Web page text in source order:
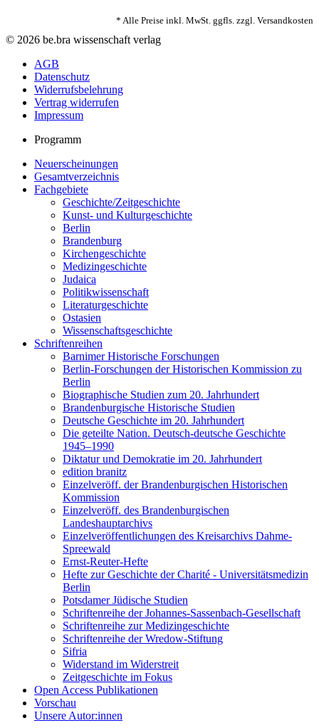
* Alle Preise inkl. MwSt. ggfls. zzgl. Versandkosten
© 2026 be.bra wissenschaft verlag
AGB
Datenschutz
Widerrufsbelehrung
Vertrag widerrufen
Impressum
Programm
Neuerscheinungen
Gesamtverzeichnis
Fachgebiete
Geschichte/Zeitgeschichte
Kunst- und Kulturgeschichte
Berlin
Brandenburg
Kirchengeschichte
Medizingeschichte
Judaica
Politikwissenschaft
Literaturgeschichte
Ostasien
Wissenschaftsgeschichte
Schriftenreihen
Barnimer Historische Forschungen
Berlin-Forschungen der Historischen Kommission zu
Berlin
Biographische Studien zum 20. Jahrhundert
Brandenburgische Historische Studien
Deutsche Geschichte im 20. Jahrhundert
Die geteilte Nation. Deutsch-deutsche Geschichte
1945–1990
Diktatur und Demokratie im 20. Jahrhundert
edition branitz
Einzelveröff. der Brandenburgischen Historischen
Kommission
Einzelveröff. des Brandenburgischen
Landeshauptarchivs
Einzelveröffentlichungen des Kreisarchivs Dahme-
Spreewald
Ernst-Reuter-Hefte
Hefte zur Geschichte der Charité - Universitätsmedizin
Berlin
Potsdamer Jüdische Studien
Schriftenreihe der Johannes-Sassenbach-Gesellschaft
Schriftenreihe zur Medizingeschichte
Schriftenreihe der Wredow-Stiftung
Sifria
Widerstand im Widerstreit
Zeitgeschichte im Fokus
Open Access Publikationen
Vorschau
Unsere Autor:innen